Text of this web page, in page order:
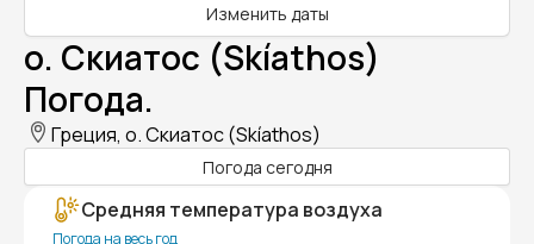
Изменить даты
о. Скиатос (Skíathos)
Погода.
Греция, о. Скиатос (Skíathos)
Погода сегодня
Средняя температура воздуха
Погода на весь год